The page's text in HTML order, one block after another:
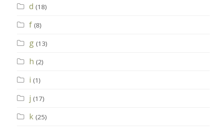
d (18)
f (8)
g (13)
h (2)
i (1)
j (17)
k (25)